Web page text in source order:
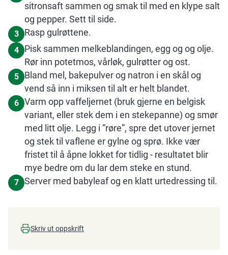
sitronsaft sammen og smak til med en klype salt
og pepper. Sett til side.
3 Rasp gulrøttene.
4
Pisk sammen melkeblandingen, egg og og olje.
Rør inn potetmos, vårløk, gulrøtter og ost.
5
Bland mel, bakepulver og natron i en skål og
vend så inn i miksen til alt er helt blandet.
6
Varm opp vaffeljernet (bruk gjerne en belgisk
variant, eller stek dem i en stekepanne) og smør
med litt olje. Legg i ”røre”, spre det utover jernet
og stek til vaflene er gylne og sprø. Ikke vær
fristet til å åpne lokket for tidlig - resultatet blir
mye bedre om du lar dem steke en stund.
7 Server med babyleaf og en klatt urtedressing til.
Skriv ut oppskrift